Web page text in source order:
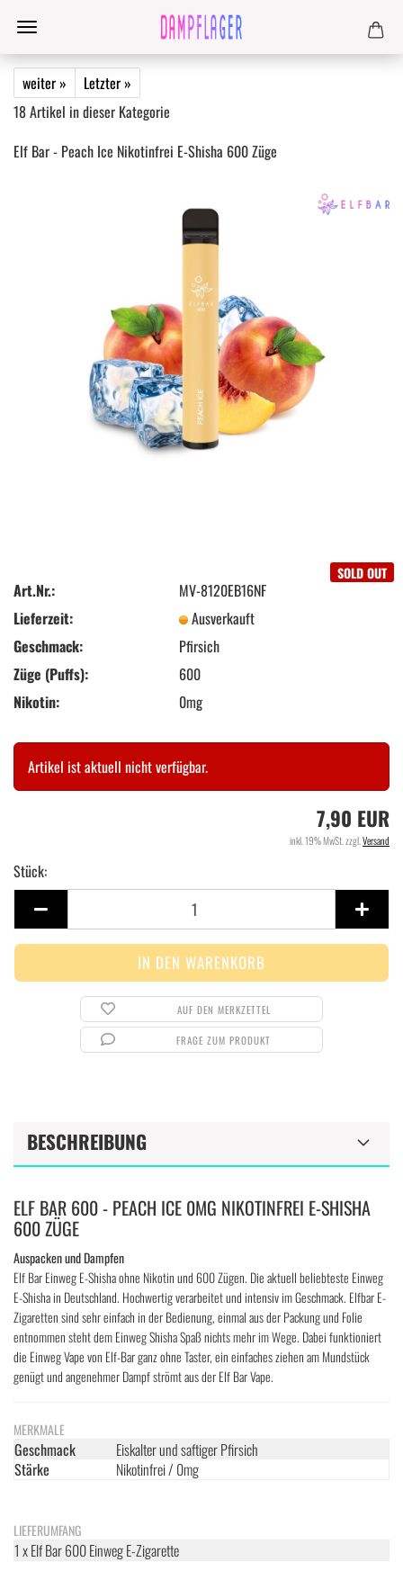
weiter »
Letzter »
18Artikel in dieser Kategorie
Elf Bar - Peach Ice Nikotinfrei E-Shisha 600 Züge
SOLD OUT
Art.Nr.:
MV-8120EB16NF
Lieferzeit:
Ausverkauft
Geschmack:
Pfirsich
Züge (Puffs):
600
Nikotin:
0mg
Artikel ist aktuell nicht verfügbar.
7,90 EUR
inkl. 19% MwSt. zzgl. Versand
Stück:
Stück
AUF DEN MERKZETTEL
FRAGE ZUM PRODUKT
BESCHREIBUNG
ELF BAR 600 - PEACH ICE 0MG NIKOTINFREI E-SHISHA
600 ZÜGE
Auspacken und Dampfen
Elf Bar Einweg E-Shisha ohne Nikotin und 600 Zügen. Die aktuell beliebteste Einweg
E-Shisha in Deutschland. Hochwertig verarbeitet und intensiv im Geschmack. Elfbar E-
Zigaretten sind sehr einfach in der Bedienung, einmal aus der Packung und Folie
entnommen steht dem Einweg Shisha Spaß nichts mehr im Wege. Dabei funktioniert
die Einweg Vape von Elf-Bar ganz ohne Taster, ein einfaches ziehen am Mundstück
genügt und angenehmer Dampf strömt aus der Elf Bar Vape.
MERKMALE
Geschmack
Eiskalter und saftiger Pfirsich
Stärke
Nikotinfrei / 0mg
LIEFERUMFANG
1 x Elf Bar 600 Einweg E-Zigarette